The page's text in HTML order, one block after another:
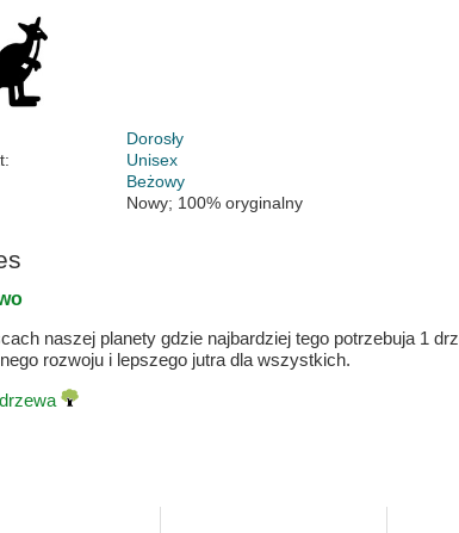
Dorosły
Unisex
Beżowy
Nowy; 100% oryginalny
naszej planety gdzie najbardziej tego potrzebuja 1
rozwoju i lepszego jutra dla wszystkich.